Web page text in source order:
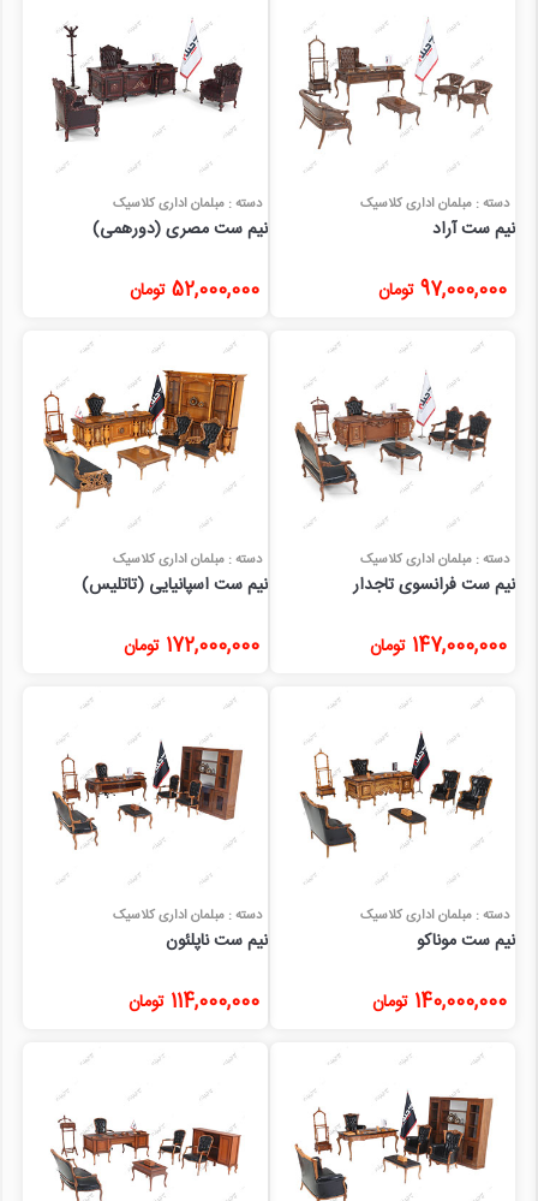
دسته : مبلمان اداری کلاسیک
نیم ست آراد
97,000,000 تومان
دسته : مبلمان اداری کلاسیک
نیم ست مصری (دورهمی)
52,000,000 تومان
دسته : مبلمان اداری کلاسیک
نیم ست فرانسوی تاجدار
147,000,000 تومان
دسته : مبلمان اداری کلاسیک
نیم ست اسپانیایی (تاتلیس)
172,000,000 تومان
دسته : مبلمان اداری کلاسیک
نیم ست موناکو
140,000,000 تومان
دسته : مبلمان اداری کلاسیک
نیم ست ناپلئون
114,000,000 تومان